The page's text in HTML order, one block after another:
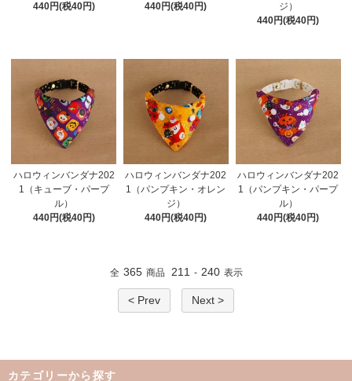
440円(税40円)
440円(税40円)
ジ）
440円(税40円)
ハロウィンバンダナ202
1（キューブ・パープ
ル）
440円(税40円)
ハロウィンバンダナ202
1（パンプキン・オレン
ジ）
440円(税40円)
ハロウィンバンダナ202
1（パンプキン・パープ
ル）
440円(税40円)
全 365 商品 211 - 240 表示
< Prev Next >
カテゴリーから探す